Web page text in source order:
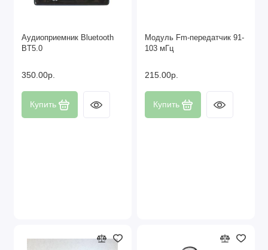
Аудиоприемник Bluetooth
BT5.0
350.00р.
Купить
Модуль Fm-передатчик 91-
103 мГц
215.00р.
Купить